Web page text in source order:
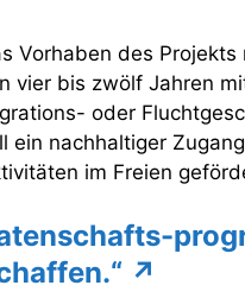
Vorhaben des
vier bis zwölf Jahren
oder
ein nachhaltiger
im Freien
↗